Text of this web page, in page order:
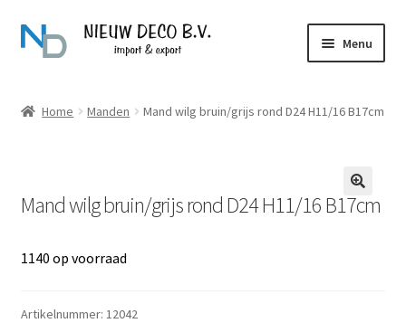
Ga
door
navigatie
Ga
naar
inhoud
Menu
Home Manden Mand wilg bruin/grijs rond D24 H11/16 B17cm
Mand wilg bruin/grijs rond D24 H11/16 B17cm
1140 op voorraad
Artikelnummer: 12042